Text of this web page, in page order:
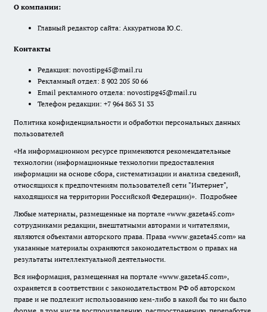
О компании:
Главный редактор сайта: Аккуратнова Ю.С.
Контакты
Редакция: novostipg45@mail.ru
Рекламный отдел: 8 902 205 50 66
Email рекламного отдела: novostipg45@mail.ru
Телефон редакции: +7 964 863 31 33
Политика конфиденциальности и обработки персональных данных
пользователей
«На информационном ресурсе применяются рекомендательные
технологии (информационные технологии предоставления
информации на основе сбора, систематизации и анализа сведений,
относящихся к предпочтениям пользователей сети "Интернет",
находящихся на территории Российской Федерации)». Подробнее
Любые материалы, размещенные на портале «www.gazeta45.com»
сотрудниками редакции, внештатными авторами и читателями,
являются объектами авторского права. Права «www.gazeta45.com» на
указанные материалы охраняются законодательством о правах на
результаты интеллектуальной деятельности.
Вся информация, размещенная на портале «www.gazeta45.com»,
охраняется в соответствии с законодательством РФ об авторском
праве и не подлежит использованию кем-либо в какой бы то ни было